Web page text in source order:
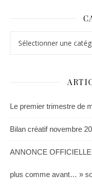
Le premier trimestre de
Bilan créatif novembre
ANNONCE
plus comme avant… »